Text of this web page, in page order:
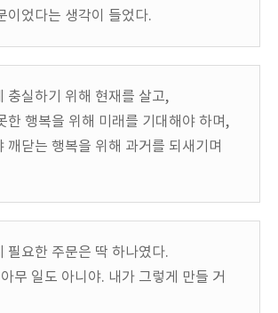
이었다는 생각이 들었다.
충실하기 위해 현재를 살고,
한 행복을 위해 미래를 기대해야 하며,
깨닫는 행복을 위해 과거를 되새기며
필요한 주문은 딱 하나였다.
무 일도 아니야. 내가 그렇게 만들 거